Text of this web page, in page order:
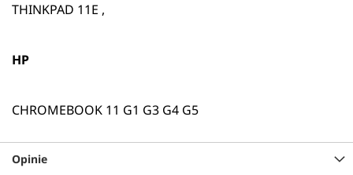
THINKPAD 11E ,
HP
CHROMEBOOK 11 G1 G3 G4 G5
Opinie